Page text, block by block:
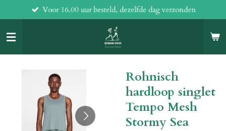
direct
naar
de
hoofdinhoud
Voor 16.00 uur besteld, dezelfde dag verzonden
Rohnisch
hardloop singlet
Tempo Mesh
Stormy Sea